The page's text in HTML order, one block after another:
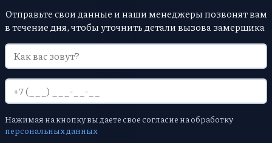
Отправьте свои данные и наши менеджеры позвонят вам
в течение дня, чтобы уточнить детали вызова замерщика
Нажимая на кнопку вы даете свое согласие на обработку
персональных данных